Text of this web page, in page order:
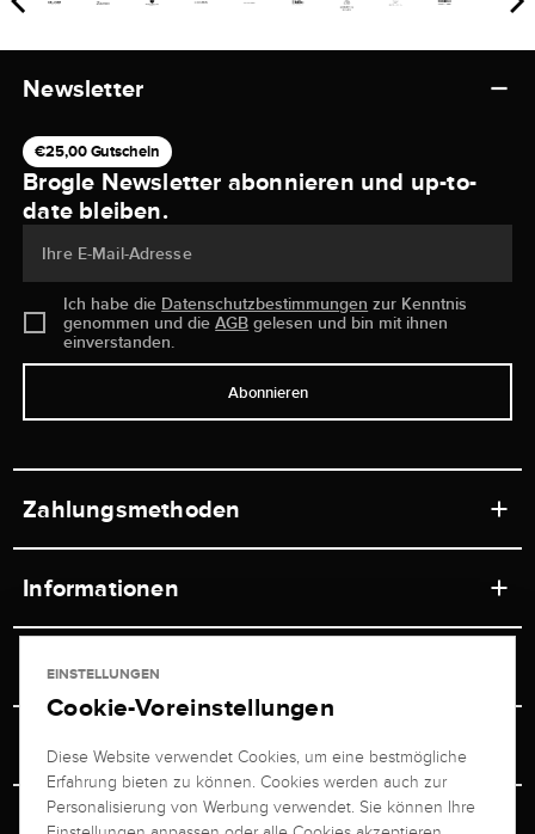
Newsletter
€25,00 Gutschein
Brogle Newsletter abonnieren und up-to-
date bleiben.
Ihre E-Mail-Adresse
Ich habe die Datenschutzbestimmungen zur Kenntnis
genommen und dieAGB gelesen und bin mit ihnen
einverstanden.
Abonnieren
Zahlungsmethoden
Informationen
Ladengeschäft
Versand & Zahlung
Ratgeber
Service
Newsletterabmeldung
Retouren-Service
Juwelier Brogle
Über uns
Persönlicher Berater
EINSTELLUNGEN
Cookie-Voreinstellungen
Diese Website verwendet Cookies, um eine bestmögliche
Erfahrung bieten zu können. Cookies werden auch zur
Personalisierung von Werbung verwendet. Sie können Ihre